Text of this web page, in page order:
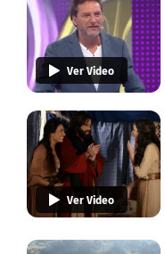
Ver Video
Ver Video